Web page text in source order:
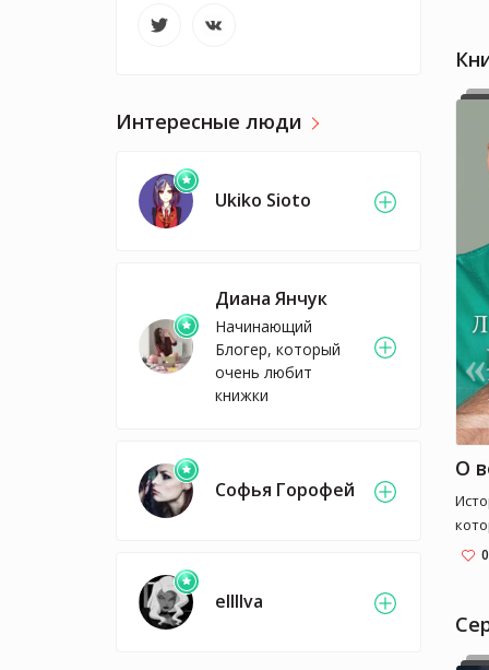
Интересные люди
Ukiko Sioto
Диана Янчук
Начинающий
Блогер, который
очень любит
книжки
Софья Горофей
ellllva
О
0